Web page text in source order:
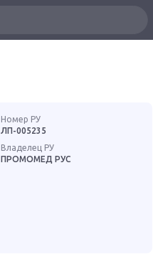
Номер РУ
ЛП-005235
Владелец РУ
ПРОМОМЕД РУС